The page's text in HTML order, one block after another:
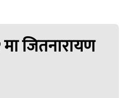
मा जितनारायण